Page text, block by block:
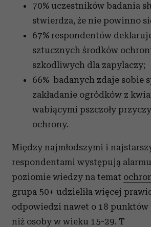
70% uczestników badania
stwierdza, że nie powinno
67% respondentów
sztucznych środków
szkodliwych dla zapylaczy;
66% badanych zdaje sobie
zakładanie ogródków z
wabiącymi pszczoły
ochrony.
Między najmłodszymi i
respondentami występują
poziomie wiedzy na temat
grupa 50+ udzieliła więcej
odpowiedzi nawet o 18
niż osoby w wieku 15-29. T